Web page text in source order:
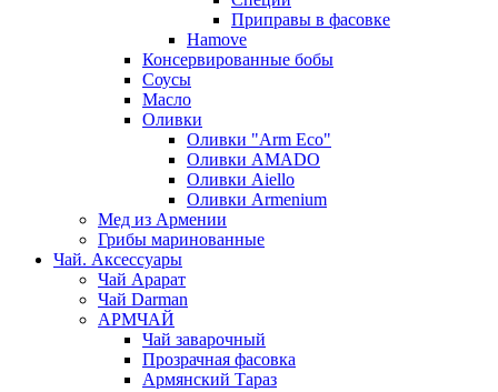
Приправы в фасовке
Hamove
Консервированные бобы
Соусы
Масло
Оливки
Оливки "Arm Eco"
Оливки AMADO
Оливки Aiello
Оливки Armenium
Мед из Армении
Грибы маринованные
Чай. Аксессуары
Чай Арарат
Чай Darman
АРМЧАЙ
Чай заварочный
Прозрачная фасовка
Армянский Тараз